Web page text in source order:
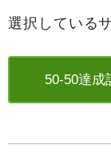
選択している
50-50達成